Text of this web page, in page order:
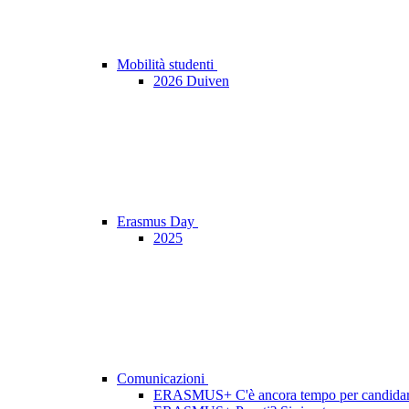
Mobilità studenti
2026 Duiven
Erasmus Day
2025
Comunicazioni
ERASMUS+ C'è ancora tempo per